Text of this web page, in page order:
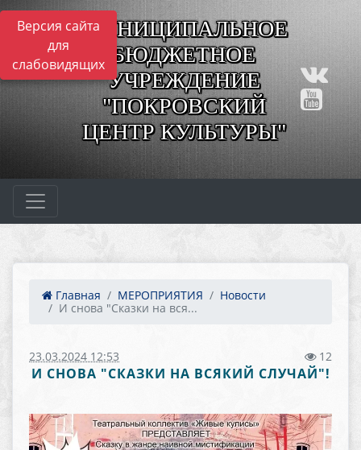
Версия сайта
для
слабовидящих
МУНИЦИПАЛЬНОЕ
БЮДЖЕТНОЕ
УЧРЕЖДЕНИЕ
"ПОКРОВСКИЙ
ЦЕНТР КУЛЬТУРЫ"
Главная МЕРОПРИЯТИЯ
Новости
И снова "Сказки на вся...
23.03.2024 12:53 12
И СНОВА "СКАЗКИ НА ВСЯКИЙ СЛУЧАЙ"!